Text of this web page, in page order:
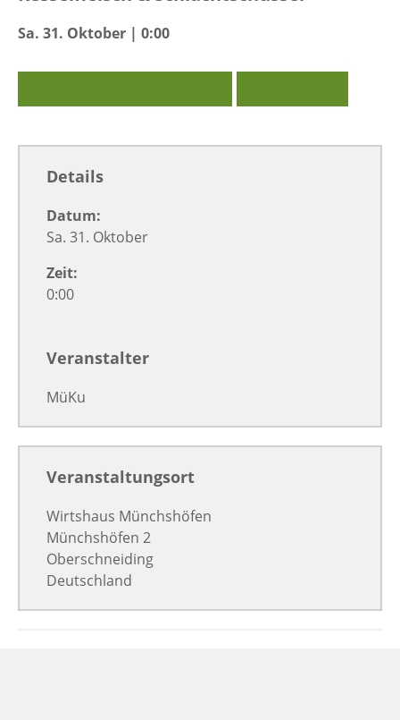
Sa. 31. Oktober | 0:00
Details
Datum:
Sa. 31. Oktober
Zeit:
0:00
Veranstalter
MüKu
Veranstaltungsort
Wirtshaus Münchshöfen
Münchshöfen 2
Oberschneiding
Deutschland